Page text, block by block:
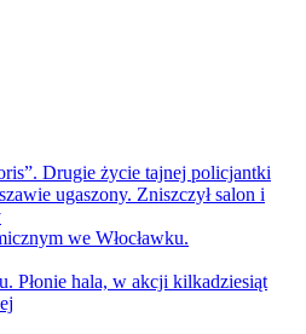
Drugie życie tajnej policjantki
ugaszony. Zniszczył salon i
we Włocławku.
Płonie hala, w akcji kilkadziesiąt